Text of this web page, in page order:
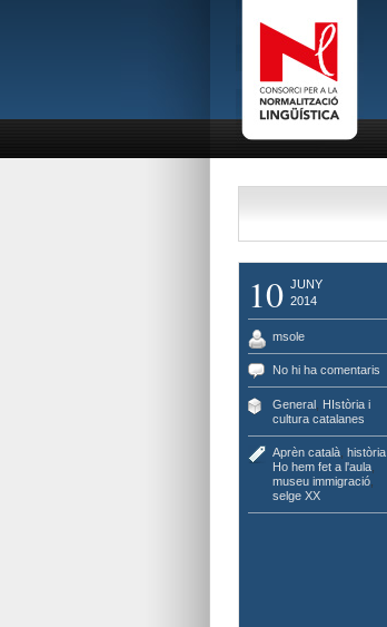
10 JUNY
2014
msole
No hi ha comentaris
General, HIstòria i
cultura catalanes
Aprèn català, història,
Ho hem fet a l'aula,
museu immigració,
selge XX